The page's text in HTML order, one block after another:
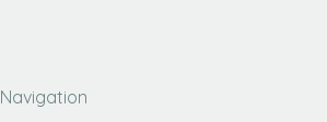
Navigation